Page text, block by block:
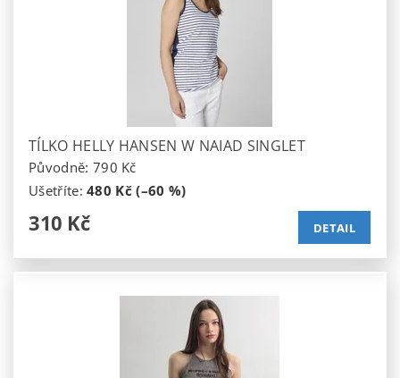
TÍLKO HELLY HANSEN W NAIAD SINGLET
Původně: 790 Kč
Ušetříte:480 Kč (–60 %)
310 Kč DETAIL